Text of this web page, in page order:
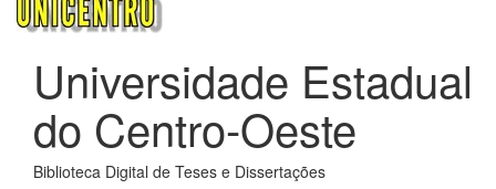
Universidade Estadual
do Centro-Oeste
Biblioteca Digital de Teses e Dissertações